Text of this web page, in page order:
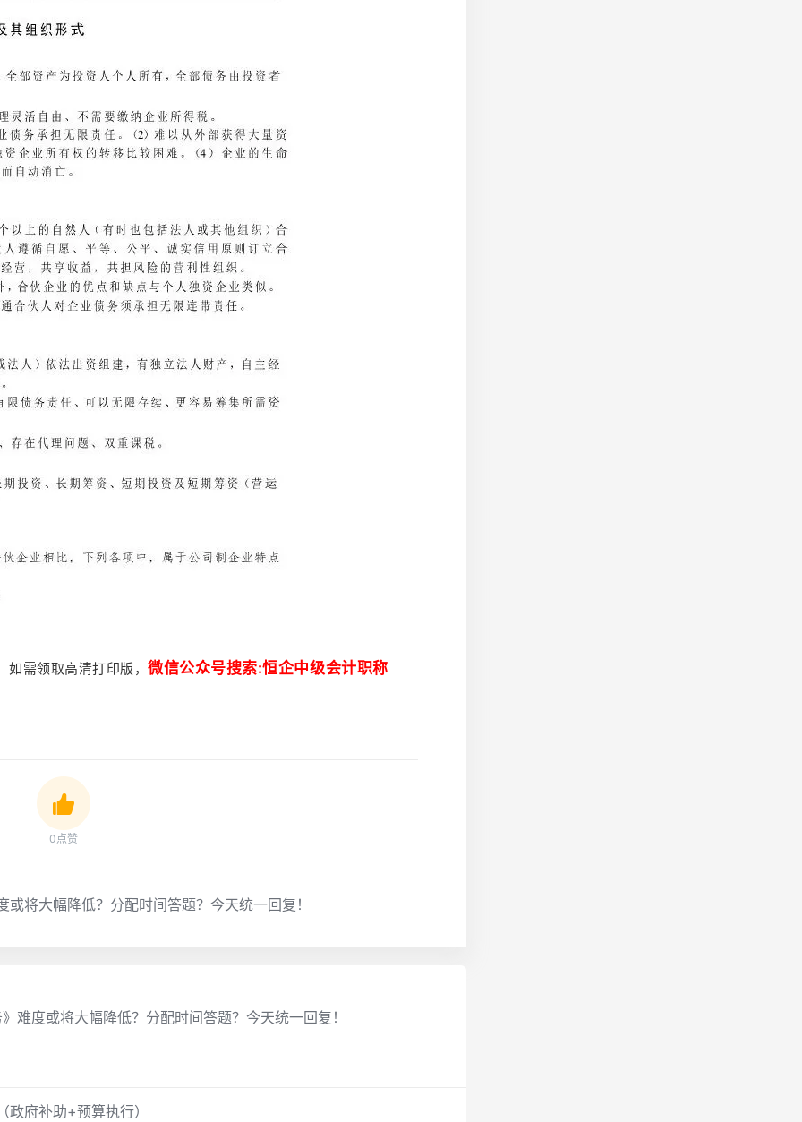
需领取高清打印版， 微信公众号搜索:恒企中级会计职称
0点赞
将大幅降低？分配时间答题？今天统一回复！
难度或将大幅降低？分配时间答题？今天统一回复！
府补助+预算执行）